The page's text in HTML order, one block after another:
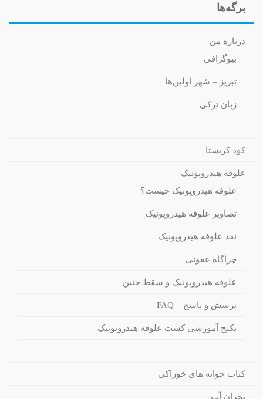
برگه‌ها
درباره من
بیوگرافی
تبریز – شهر اولین‌ها
زبان ترکی
کود کریستا
علوفه هیدروپونیک
علوفه هیدروپونیک چیست؟
تصاویر علوفه هیدروپونیک
نقد علوفه هیدروپونیک
چراگاه عفونی
علوفه هیدروپونیک و سقط جنین
پرسش و پاسخ – FAQ
پکیج آموزشی کشت علوفه هیدروپونیک
کتاب جوانه های خوراکی
بحران آب